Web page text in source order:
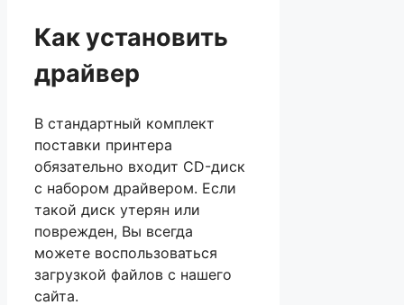
Как установить
драйвер
В стандартный комплект
поставки принтера
обязательно входит CD-диск
с набором драйвером. Если
такой диск утерян или
поврежден, Вы всегда
можете воспользоваться
загрузкой файлов с нашего
сайта.